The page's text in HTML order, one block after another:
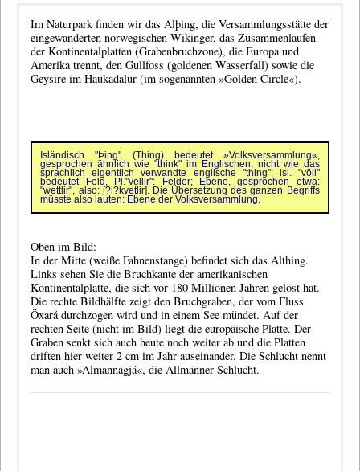
Im Naturpark finden wir dasAlþing, die Versammlungsstätte der
eingewanderten norwegischen Wikinger, das Zusammenlaufen
der Kontinentalplatten (Grabenbruchzone), die Europa und
Amerika trennt, denGullfoss (goldenen Wasserfall) sowie die
Geysire im Haukadalur (im sogenannten »Golden Circle«).
Isländisch "Þing" (Thing) bedeutet »Volksversammlung«,
gesprochen ähnlich wie "think" im Englischen, nicht wie das
sprachlich eigentlich verwandte englische "thing"; isl. "völl"
bedeutet Feld, Pl."vellir": Felder; Ebene, gesprochen etwa:
"wettlir", also: [?i?kvetlir]. Die Übersetzung des ganzen Begriffs
müsste also lauten: Ebene der Volksversammlung
Oben im Bild:
In der Mitte (weiße Fahnenstange) befindet sich das Althing.
Links sehen Sie die Bruchkante der amerikanischen
Kontinentalplatte, die sich vor 180 Millionen Jahren gelöst hat.
Die rechte Bildhälfte zeigt den Bruchgraben, der vom Fluss
Öxará durchzogen wird und in einem See mündet. Auf der
rechten Seite (nicht im Bild) liegt die europäische Platte. Der
Graben senkt sich auch heute noch weiter ab und die Platten
driften hier weiter 2 cm im Jahr auseinander. Die Schlucht nennt
man auch »Almannagjá«, die Allmänner-Schlucht.